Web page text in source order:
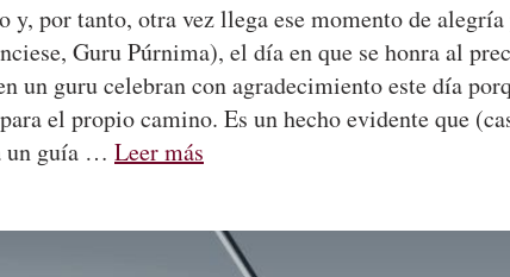
y, por tanto, otra vez llega ese momento de
Guru Púrnima), el día en que se honra al
un guru celebran con agradecimiento este día
el propio camino. Es un hecho evidente que
un guía … Leer más